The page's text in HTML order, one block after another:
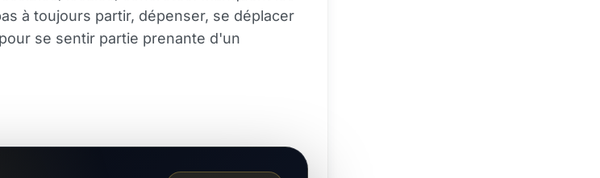
à toujours partir, dépenser, se déplacer
se sentir partie prenante d'un